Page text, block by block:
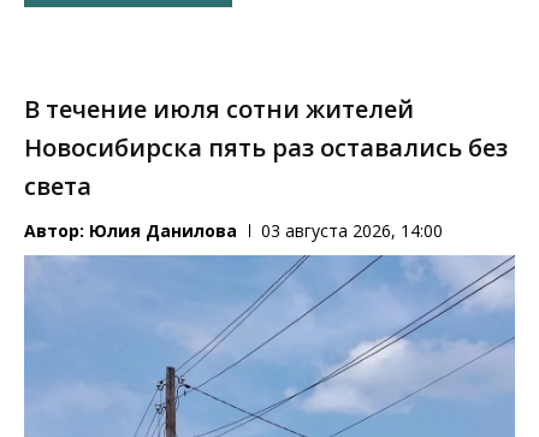
В течение июля сотни жителей
Новосибирска пять раз оставались без
света
Автор: Юлия Данилова 03 августа 2026, 14:00